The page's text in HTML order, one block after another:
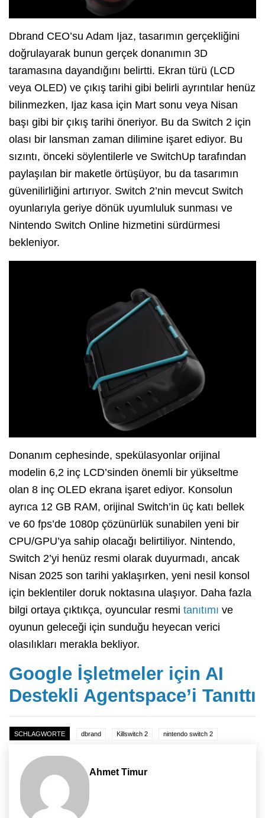
Dbrand CEO’su Adam Ijaz, tasarımın gerçekliğini
doğrulayarak bunun gerçek donanımın 3D
taramasına dayandığını belirtti. Ekran türü (LCD
veya OLED) ve çıkış tarihi gibi belirli ayrıntılar henüz
bilinmezken, Ijaz kasa için Mart sonu veya Nisan
başı gibi bir çıkış tarihi öneriyor. Bu da Switch 2 için
olası bir lansman zaman dilimine işaret ediyor. Bu
sızıntı, önceki söylentilerle ve SwitchUp tarafından
paylaşılan bir maketle örtüşüyor, bu da tasarımın
güvenilirliğini artırıyor. Switch 2’nin mevcut Switch
oyunlarıyla geriye dönük uyumluluk sunması ve
Nintendo Switch Online hizmetini sürdürmesi
bekleniyor.
Donanım cephesinde, spekülasyonlar orijinal
modelin 6,2 inç LCD’sinden önemli bir yükseltme
olan 8 inç OLED ekrana işaret ediyor. Konsolun
ayrıca 12 GB RAM, orijinal Switch’in üç katı bellek
ve 60 fps’de 1080p çözünürlük sunabilen yeni bir
CPU/GPU’ya sahip olacağı belirtiliyor. Nintendo,
Switch 2’yi henüz resmi olarak duyurmadı, ancak
Nisan 2025 son tarihi yaklaşırken, yeni nesil konsol
için beklentiler doruk noktasına ulaşıyor. Daha fazla
bilgi ortaya çıktıkça, oyuncular resmi tanıtımı ve
oyunun geleceği için sunduğu heyecan verici
olasılıkları merakla bekliyor.
Google İşletmeler için AI
Destekli Agentspace’i Tanıttı
SCHLAGWORTE dbrand Killswitch 2 nintendo switch 2
Ahmet Timur